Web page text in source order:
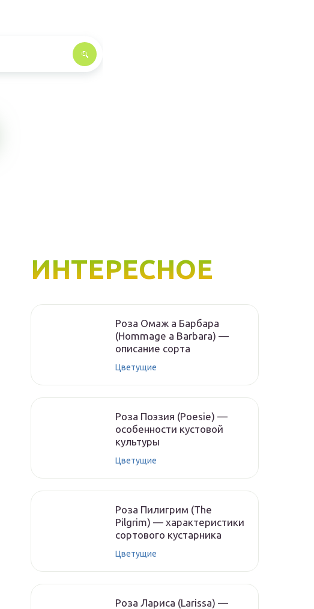
ИНТЕРЕСНОЕ
Роза Омаж а Барбара
(Hommage a Barbara) —
описание сорта
Цветущие
Роза Поэзия (Poesie) —
особенности кустовой
культуры
Цветущие
Роза Пилигрим (The
Pilgrim) — характеристики
сортового кустарника
Цветущие
Роза Лариса (Larissa) —